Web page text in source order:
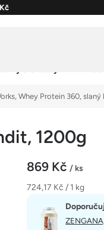
Whey Protein 360,
1200g
869 Kč/ ks
Měrná
724,17 Kč / 1 kg